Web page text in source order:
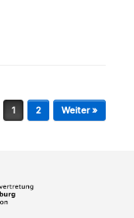
1 2 Weiter »